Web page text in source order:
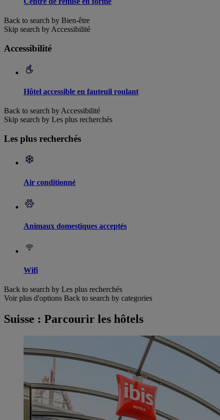
Back to search by Bien-être
Skip search by Accessibilité
Accessibilité
Hôtel accessible en fauteuil roulant
Back to search by Accessibilité
Skip search by Les plus recherchés
Les plus recherchés
Air conditionné
Animaux domestiques acceptés
Wifi
Back to search by Les plus recherchés
Voir plus d'options Back to search by categories
Suisse : Parcourir les hôtels